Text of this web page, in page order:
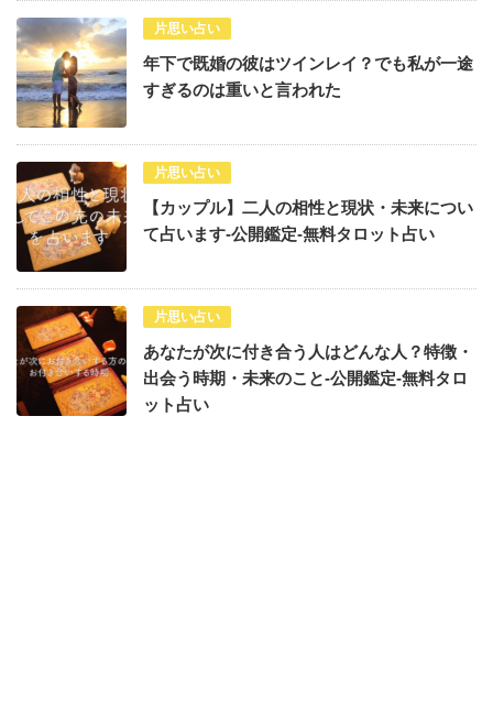
片思い占い
年下で既婚の彼はツインレイ？でも私が一途
すぎるのは重いと言われた
片思い占い
【カップル】二人の相性と現状・未来につい
て占います-公開鑑定-無料タロット占い
片思い占い
あなたが次に付き合う人はどんな人？特徴・
出会う時期・未来のこと-公開鑑定-無料タロ
ット占い